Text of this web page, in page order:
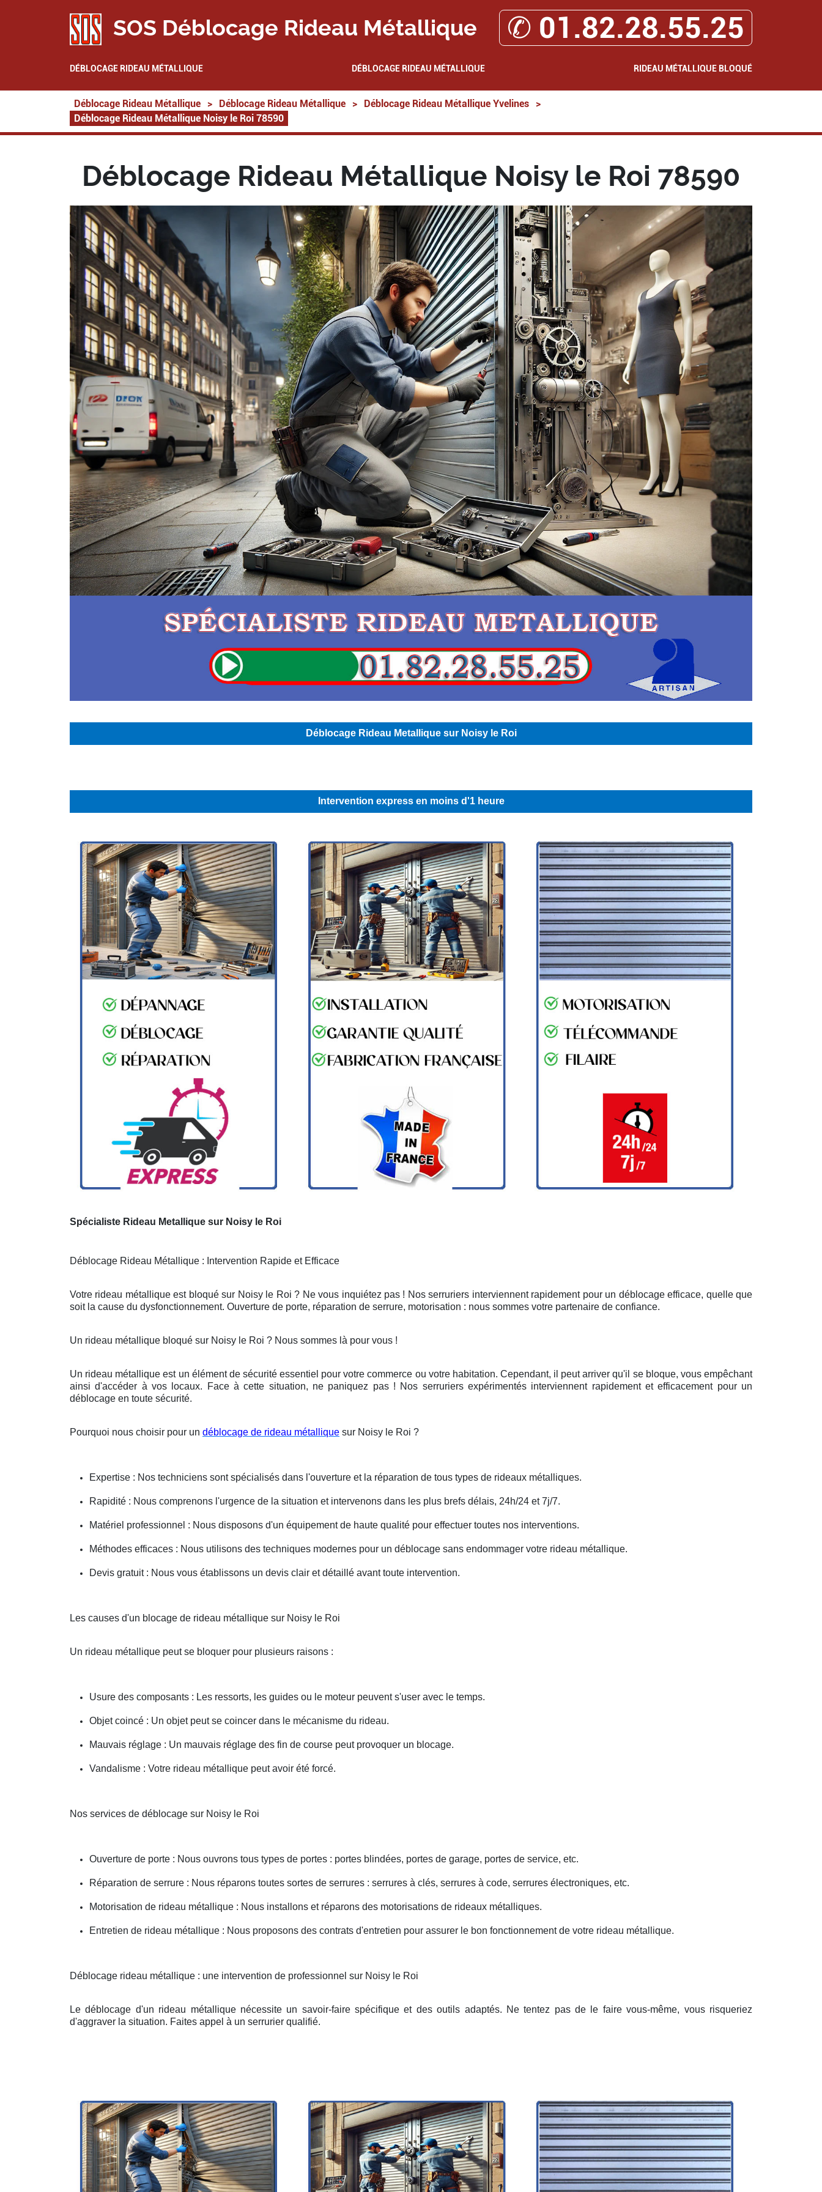
SOS Déblocage Rideau Métallique ✆ 01.82.28.55.25
DÉBLOCAGE RIDEAU MÉTALLIQUE DÉBLOCAGE RIDEAU MÉTALLIQUE RIDEAU MÉTALLIQUE BLOQUÉ
Déblocage Rideau Métallique > Déblocage Rideau Métallique > Déblocage Rideau Métallique Yvelines
>
Déblocage Rideau Métallique Noisy le Roi 78590
Déblocage Rideau Métallique Noisy le Roi 78590
Déblocage Rideau Metallique sur Noisy le Roi
Intervention express en moins d'1 heure
Spécialiste Rideau Metallique sur Noisy le Roi
Déblocage Rideau Métallique : Intervention Rapide et Efficace
Votre rideau métallique est bloqué sur Noisy le Roi ? Ne vous inquiétez pas ! Nos serruriers interviennent rapidement pour un déblocage efficace, quelle que
soit la cause du dysfonctionnement. Ouverture de porte, réparation de serrure, motorisation : nous sommes votre partenaire de confiance.
Un rideau métallique bloqué sur Noisy le Roi ? Nous sommes là pour vous !
Un rideau métallique est un élément de sécurité essentiel pour votre commerce ou votre habitation. Cependant, il peut arriver qu'il se bloque, vous empêchant
ainsi d'accéder à vos locaux. Face à cette situation, ne paniquez pas ! Nos serruriers expérimentés interviennent rapidement et efficacement pour un
déblocage en toute sécurité.
Pourquoi nous choisir pour un déblocage de rideau métallique sur Noisy le Roi ?
Expertise : Nos techniciens sont spécialisés dans l'ouverture et la réparation de tous types de rideaux métalliques.
Rapidité : Nous comprenons l'urgence de la situation et intervenons dans les plus brefs délais, 24h/24 et 7j/7.
Matériel professionnel : Nous disposons d'un équipement de haute qualité pour effectuer toutes nos interventions.
Méthodes efficaces : Nous utilisons des techniques modernes pour un déblocage sans endommager votre rideau métallique.
Devis gratuit : Nous vous établissons un devis clair et détaillé avant toute intervention.
Les causes d'un blocage de rideau métallique sur Noisy le Roi
Un rideau métallique peut se bloquer pour plusieurs raisons :
Usure des composants : Les ressorts, les guides ou le moteur peuvent s'user avec le temps.
Objet coincé : Un objet peut se coincer dans le mécanisme du rideau.
Mauvais réglage : Un mauvais réglage des fin de course peut provoquer un blocage.
Vandalisme : Votre rideau métallique peut avoir été forcé.
Nos services de déblocage sur Noisy le Roi
Ouverture de porte : Nous ouvrons tous types de portes : portes blindées, portes de garage, portes de service, etc.
Réparation de serrure : Nous réparons toutes sortes de serrures : serrures à clés, serrures à code, serrures électroniques, etc.
Motorisation de rideau métallique : Nous installons et réparons des motorisations de rideaux métalliques.
Entretien de rideau métallique : Nous proposons des contrats d'entretien pour assurer le bon fonctionnement de votre rideau métallique.
Déblocage rideau métallique : une intervention de professionnel sur Noisy le Roi
Le déblocage d'un rideau métallique nécessite un savoir-faire spécifique et des outils adaptés. Ne tentez pas de le faire vous-même, vous risqueriez
d'aggraver la situation. Faites appel à un serrurier qualifié.